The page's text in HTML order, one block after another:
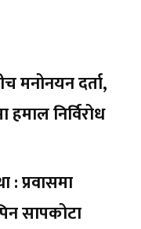
मनोनयन दर्ता,
निर्विरोध
प्रवासमा
सापकोटा